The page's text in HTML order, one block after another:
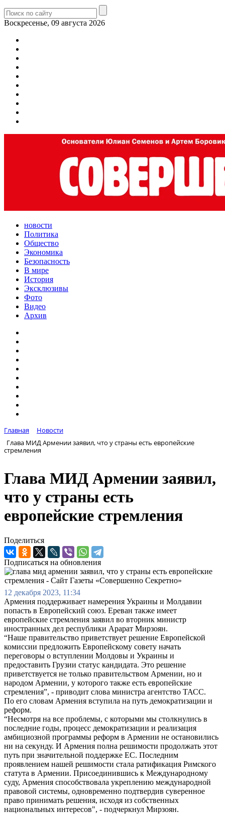
Воскресенье, 09 августа 2026
новости
Политика
Общество
Экономика
Безопасность
В мире
История
Эксклюзивы
Фото
Видео
Архив
Главная
Новости
Глава МИД Армении заявил, что у страны есть европейские
стремления
Глава МИД Армении заявил,
что у страны есть
европейские стремления
Поделиться
Подписаться на обновления
12 декабря 2023, 11:34
Армения поддерживает намерения Украины и Молдавии
попасть в Европейский союз. Ереван также имеет
европейские стремления заявил во вторник министр
иностранных дел республики Арарат Мирзоян.
“Наше правительство приветствует решение Европейской
комиссии предложить Европейскому совету начать
переговоры о вступлении Молдовы и Украины и
предоставить Грузии статус кандидата. Это решение
приветствуется не только правительством Армении, но и
народом Армении, у которого также есть европейские
стремления”, - приводит слова министра агентство ТАСС.
По его словам Армения вступила на путь демократизации и
реформ.
“Несмотря на все проблемы, с которыми мы столкнулись в
последние годы, процесс демократизации и реализация
амбициозной программы реформ в Армении не остановились
ни на секунду. И Армения полна решимости продолжать этот
путь при значительной поддержке ЕС. Последним
проявлением нашей решимости стала ратификация Римского
статута в Армении. Присоединившись к Международному
суду, Армения способствовала укреплению международной
правовой системы, одновременно подтвердив суверенное
право принимать решения, исходя из собственных
национальных интересов", - подчеркнул Мирзоян.